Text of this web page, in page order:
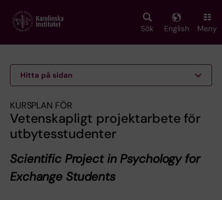
main
Sök English Meny
Hitta på sidan
KURSPLAN FÖR
Vetenskapligt projektarbete för
utbytesstudenter
Scientific Project in Psychology for
Exchange Students